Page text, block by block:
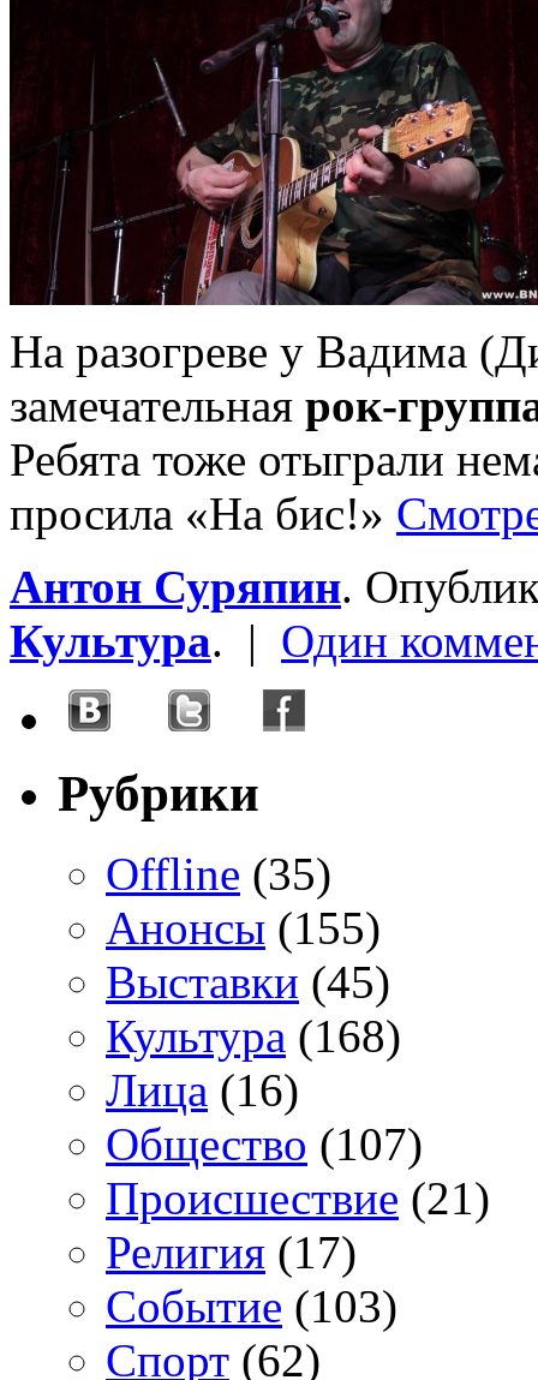
На разогреве у Вадима
замечательная рок-
Ребята тоже отыграли
просила «На бис!»
Антон Суряпин.
Культура. | Один
Рубрики
Offline (35)
Анонсы (155)
Выставки (45)
Культура (168)
Лица (16)
Общество (107)
Происшествие (21)
Религия (17)
Событие (103)
Спорт (62)